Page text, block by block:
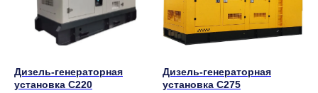
Дизель-генераторная
установка С220
Дизель-генераторная
установка С275